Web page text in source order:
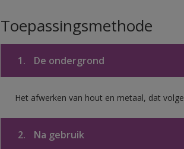
Toepassingsmethode
1. De ondergrond
Het afwerken van hout en metaal, dat
2. Na gebruik